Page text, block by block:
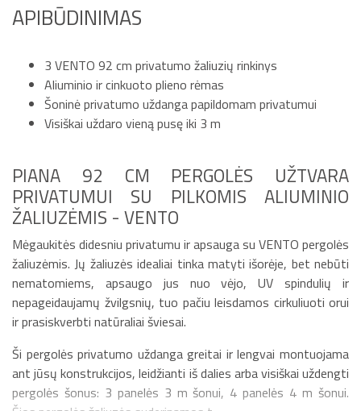
APIBŪDINIMAS
3 VENTO 92 cm privatumo žaliuzių rinkinys
Aliuminio ir cinkuoto plieno rėmas
Šoninė privatumo uždanga papildomam privatumui
Visiškai uždaro vieną pusę iki 3 m
PIANA 92 CM PERGOLĖS UŽTVARA
PRIVATUMUI SU PILKOMIS ALIUMINIO
ŽALIUZĖMIS - VENTO
Mėgaukitės didesniu privatumu ir apsauga su VENTO pergolės
žaliuzėmis. Jų žaliuzės idealiai tinka matyti išorėje, bet nebūti
nematomiems, apsaugo jus nuo vėjo, UV spindulių ir
nepageidaujamų žvilgsnių, tuo pačiu leisdamos cirkuliuoti orui
ir prasiskverbti natūraliai šviesai.
Ši pergolės privatumo uždanga greitai ir lengvai montuojama
ant jūsų konstrukcijos, leidžianti iš dalies arba visiškai uždengti
pergolės šonus: 3 panelės 3 m šonui, 4 panelės 4 m šonui.